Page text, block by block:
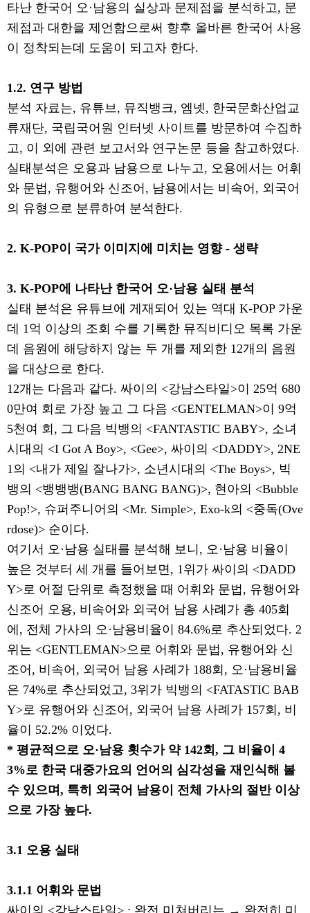
타난 한국어 오· 남용의 실상과 문제점을 분석하고, 문
제점과 대한을 제언함으로써 향후 올바른 한국어 사용
이 정착되는데 도움이 되고자 한다.
1.2. 연구 방법
분석 자료는, 유튜브, 뮤직뱅크, 엠넷, 한국문화산업교
류재단, 국립국어원 인터넷 사이트를 방문하여 수집하
고, 이 외에 관련 보고서와 연구논문 등을 참고하였다.
실태분석은 오용과 남용으로 나누고, 오용에서는 어휘
와 문법 , 유행어와 신조어 , 남용에서는 비속어 , 외국어
의 유형으로 분류하여 분석한다.
2. K-POP이 국가 이미지에 미치는 영향 - 생략
3. K-POP에 나타난 한국어 오·남용 실태 분석
실태 분석은 유튜브에 게재되어 있는 역대 K-POP 가운
데 1억 이상의 조회 수를 기록한 뮤직비디오 목록 가운
데 음원에 해당하지 않는 두 개를 제외한 12개의 음원
을 대상으로 한다.
12개는 다음과 같다. 싸이의 <강남스타일>이 25억 680
0만여 회로 가장 높고 그 다음 <GENTELMAN>이 9억
5천여 회 , 그 다음 빅뱅의 <FANTASTIC BABY>, 소녀
시대의 <I Got A Boy>, <Gee>, 싸이의 <DADDY>, 2NE
1의 <내가 제일 잘나가>, 소년시대의 <The Boys>, 빅
뱅의 <뱅뱅뱅(BANG BANG BANG)>, 현아의 <Bubble
Pop!>, 슈퍼주니어의 <Mr. Simple>, Exo-k의 <중독(Ove
rdose)> 순이다.
여기서 오· 남용 실태를 분석해 보니 , 오· 남용 비율이
높은 것부터 세 개를 들어보면, 1위가 싸이의 <DADD
Y>로 어절 단위로 측정했을 때 어휘와 문법 , 유행어와
신조어 오용, 비속어와 외국어 남용 사례가 총 405회
에 , 전체 가사의 오· 남용비율이 84.6%로 추산되었다. 2
위는 <GENTLEMAN>으로 어휘와 문법 , 유행어와 신
조어 , 비속어 , 외국어 남용 사례가 188회 , 오· 남용비율
은 74%로 추산되었고, 3위가 빅뱅의 <FATASTIC BAB
Y>로 유행어와 신조어 , 외국어 남용 사례가 157회 , 비
율이 52.2% 이었다.
* 평균적으로 오·남용 횟수가 약 142회 , 그 비율이 4
3%로 한국 대중가요의 언어의 심각성을 재인식해 볼
수 있으며 , 특히 외국어 남용이 전체 가사의 절반 이상
으로 가장 높다.
3.1 오용 실태
3.1.1 어휘와 문법